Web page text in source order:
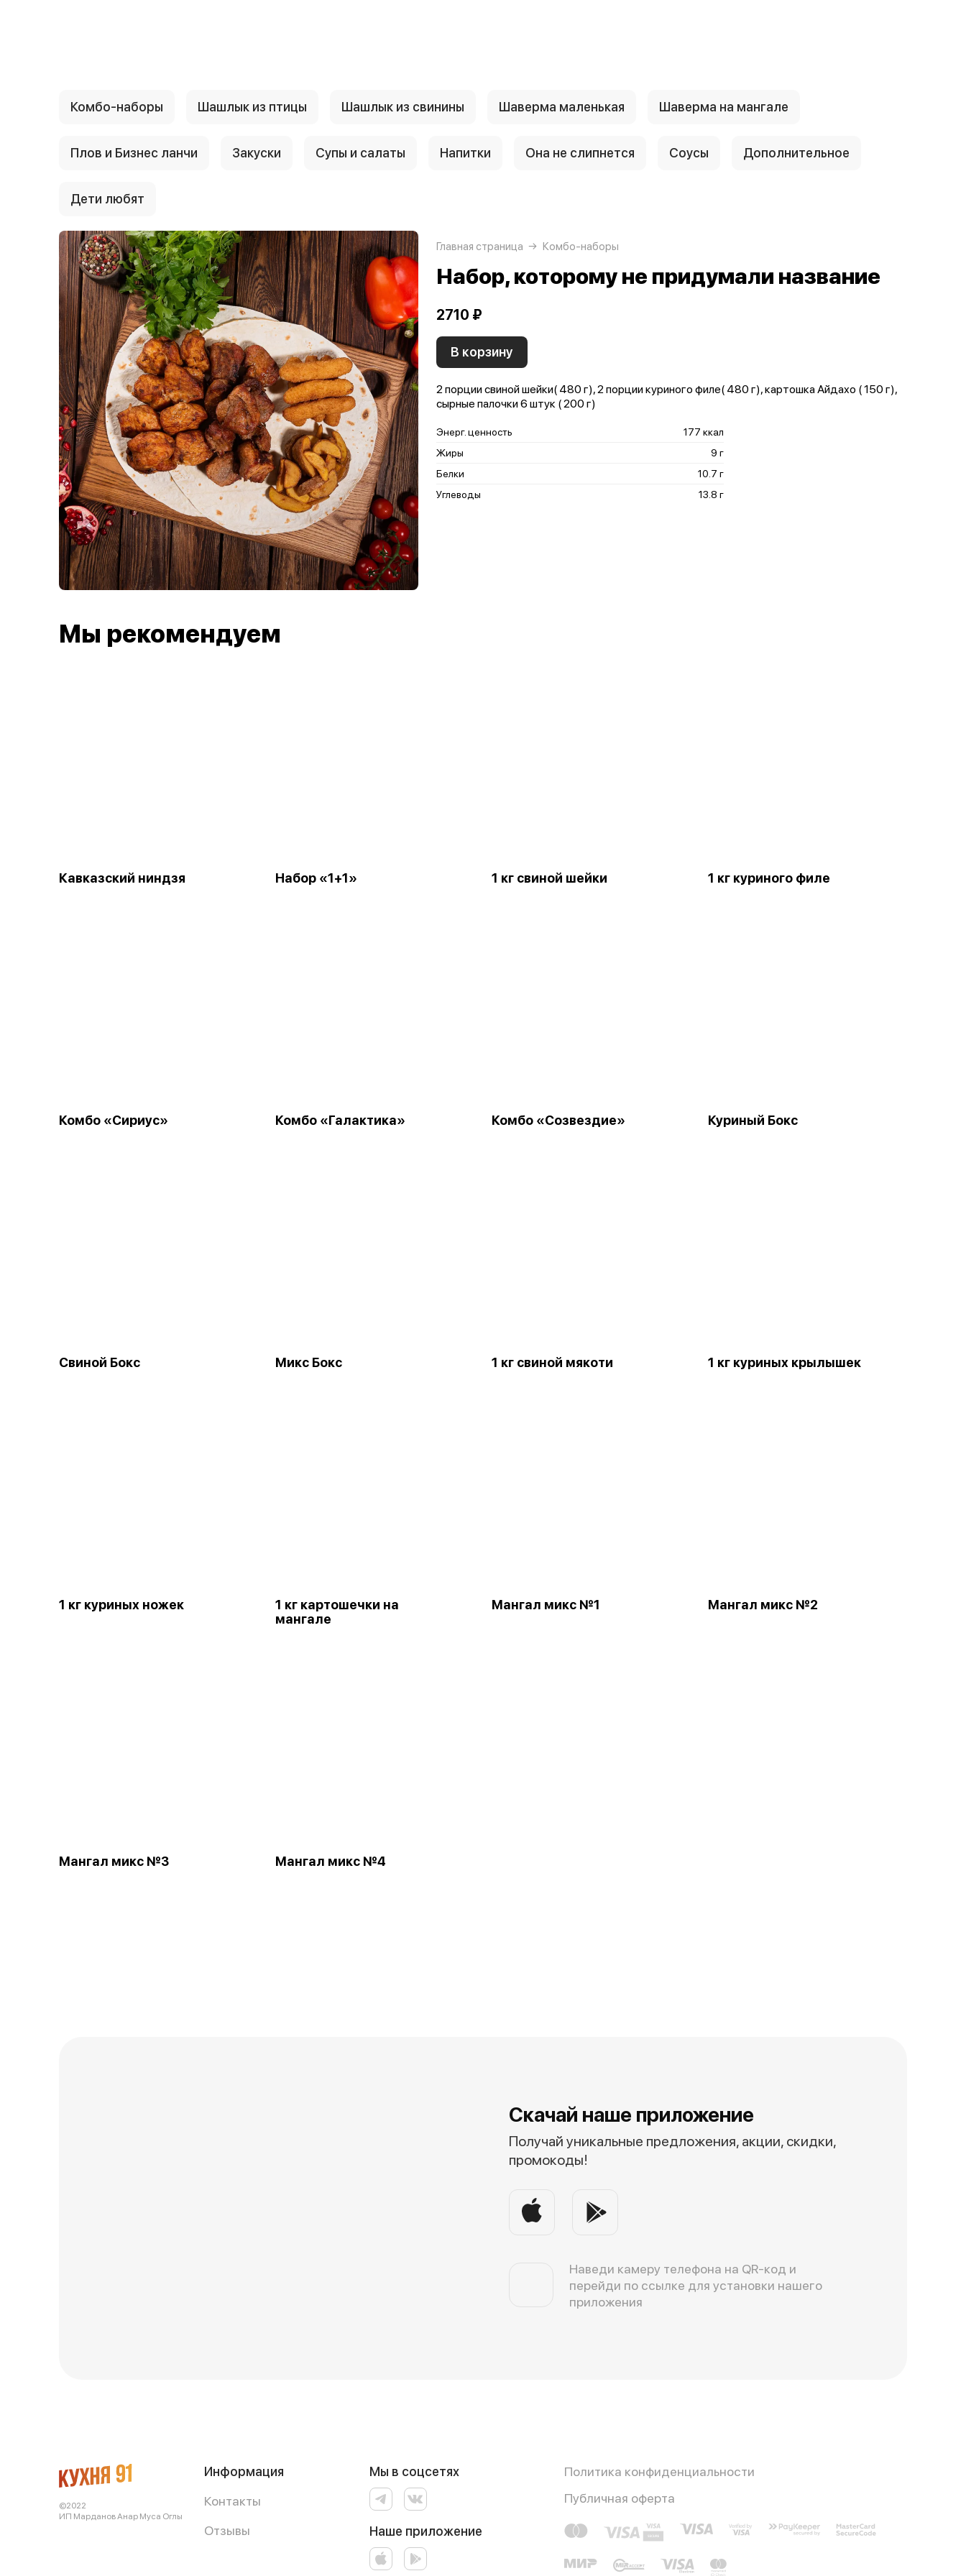
Комбо-наборы Шашлык из птицы Шашлык из свинины Шаверма маленькая Шаверма на мангале
Плов и Бизнес ланчи Закуски Супы и салаты Напитки Она не слипнется Соусы Дополнительное
Дети любят
Главная страница Комбо-наборы
Набор, которому не придумали название
2710 ₽
В корзину
2 порции свиной шейки( 480 г), 2 порции куриного филе( 480 г), картошка Айдахо ( 150 г),
сырные палочки 6 штук ( 200 г)
Энерг. ценность
177 ккал
Жиры
9 г
Белки
10.7 г
Углеводы
13.8 г
Мы рекомендуем
Кавказский ниндзя Набор «1+1» 1 кг свиной шейки 1 кг куриного филе
Комбо «Сириус» Комбо «Галактика» Комбо «Созвездие» Куриный Бокс
Свиной Бокс Микс Бокс 1 кг свиной мякоти 1 кг куриных крылышек
1 кг куриных ножек
1 кг картошечки на
мангале
Мангал микс №1 Мангал микс №2
Мангал микс №3 Мангал микс №4
Скачай наше приложение
Получай уникальные предложения, акции, скидки,
промокоды!
Наведи камеру телефона на QR-код и
перейди по ссылке для установки нашего
приложения
©2022
ИП Марданов Анар Муса Оглы
Информация
Контакты
Отзывы
Мы в соцсетях
Наше приложение
Политика конфиденциальности
Публичная оферта